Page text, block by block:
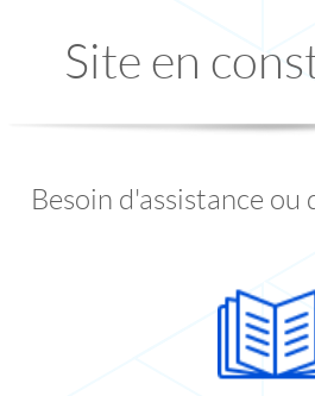
Site en
Besoin d'assistance